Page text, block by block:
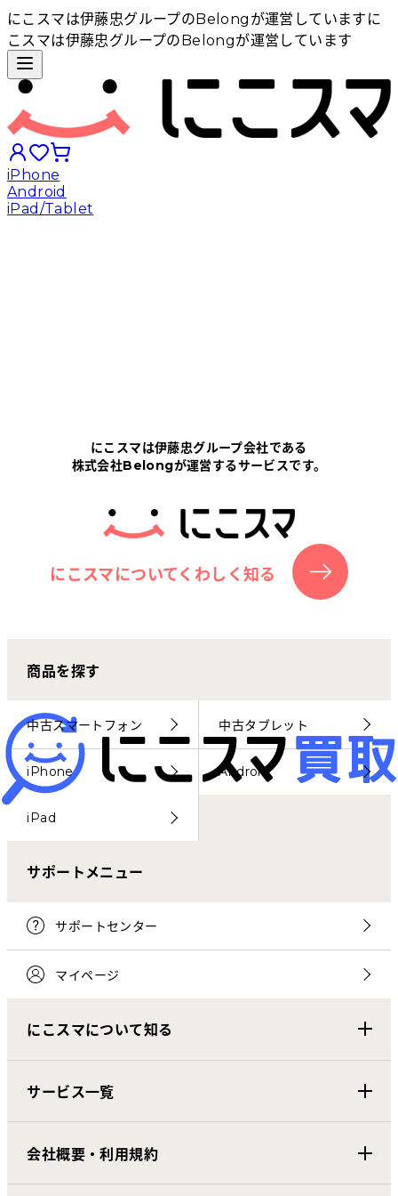
にこスマは伊藤忠グループのBelongが運営しています に
こスマは伊藤忠グループのBelongが運営しています
iPhone
Android
iPad/Tablet
にこスマについて
サポートセンター
お客さまの声
にこスマ通信
マイページ
にこスマは伊藤忠グループ会社である
株式会社Belongが運営するサービスです。
にこスマについてくわしく知る
商品を探す
中古スマートフォン 中古タブレット
iPhone Android
iPad
サポートメニュー
サポートセンター
マイページ
にこスマについて知る
サービス一覧
会社概要・利用規約